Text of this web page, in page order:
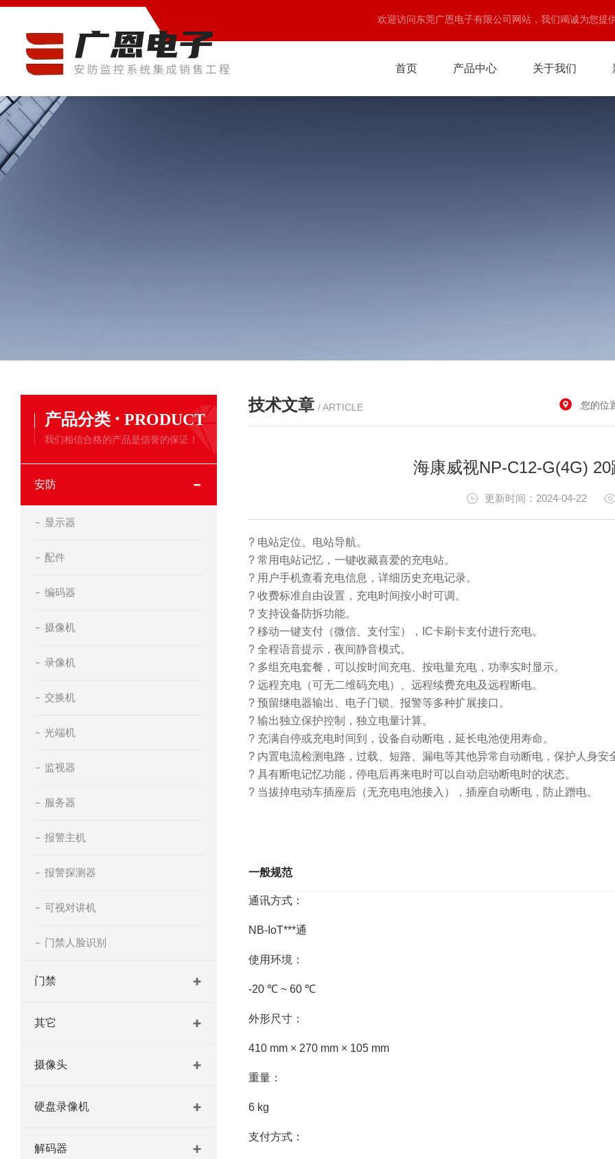
欢迎访问东莞广恩电子有限公司网站，我们竭诚为您提
首页 产品中心 关于我们
产品分类 · PRODUCT
我们相信合格的产品是信誉的保证！
安防
显示器
配件
编码器
摄像机
录像机
交换机
光端机
监视器
服务器
报警主机
报警探测器
可视对讲机
门禁人脸识别
门禁
其它
摄像头
硬盘录像机
解码器
技术文章 / ARTICLE 您的位
海康威视NP-C12-G(4G)
更新时间：2024-04-22
? 电站定位、电站导航。
? 常用电站记忆，一键收藏喜爱的充电站。
? 用户手机查看充电信息，详细历史充电记录。
? 收费标准自由设置，充电时间按小时可调。
? 支持设备防拆功能。
? 移动一键支付（微信、支付宝），IC卡刷卡支付进行充电。
? 全程语音提示，夜间静音模式。
? 多组充电套餐，可以按时间充电、按电量充电，功率实时显示。
? 远程充电（可无二维码充电）、远程续费充电及远程断电。
? 预留继电器输出、电子门锁、报警等多种扩展接口。
? 输出独立保护控制，独立电量计算。
? 充满自停或充电时间到，设备自动断电，延长电池使用寿命。
? 内置电流检测电路，过载、短路、漏电等其他异常自动断电，保护人身安
? 具有断电记忆功能，停电后再来电时可以自动启动断电时的状态。
? 当拔掉电动车插座后（无充电电池接入），插座自动断电，防止蹭电。
一般规范
通讯方式：
NB-IoT***通
使用环境：
-20 ℃ ~ 60 ℃
外形尺寸：
410 mm × 270 mm × 105 mm
重量：
6 kg
支付方式：